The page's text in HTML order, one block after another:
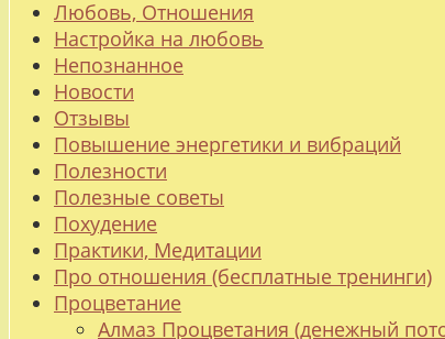
Любовь, Отношения
Настройка на любовь
Непознанное
Новости
Отзывы
Повышение энергетики и вибраций
Полезности
Полезные советы
Похудение
Практики, Медитации
Про отношения (бесплатные тренинги)
Процветание
Алмаз Процветания (денежный